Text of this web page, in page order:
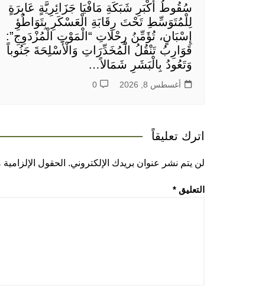
سُقُوطُ أَكْبَرِ شَبَكَةِ مَافْيَا جَزَائِرِيَّةٍ عَابِرَةٍ
لِلْمُتَوَسِّطِ تَحْتَ رِقَابَةِ الْعَسْكَرِ بِتَوَاطُؤِ
إِسْبَانٍ، تُؤَمِّنُ رِحْلَاتِ “الْمَوْتِ الْمُزْدَوِجِ”:
قَوَارِبُ تَنْقُلُ الْمُخَدِّرَاتِ وَالْأَسْلِحَةَ جَنُوباً
وَتَعُودُ بِالْبَشَرِ شَمَالاً…
أغسطس 8, 2026 0
اترك تعليقاً
لن يتم نشر عنوان بريدك الإلكتروني. الحقول الإلزامية
التعليق *